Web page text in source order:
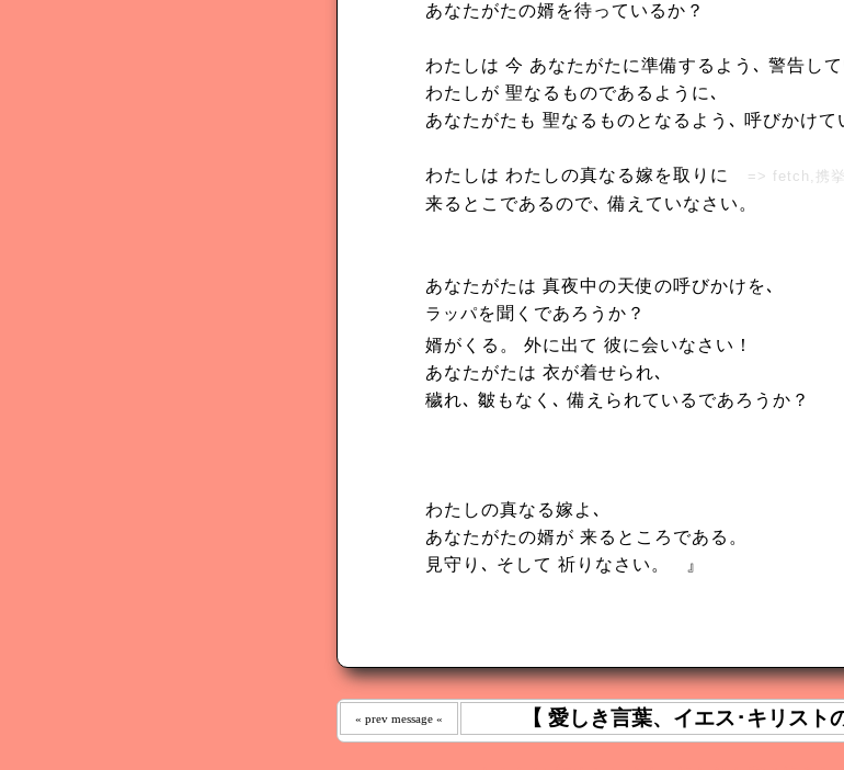
あなたがたの婿を待っているか？
わたしは 今 あなたがたに準備するよう､ 警告して
わたしが 聖なるものであるように､
あなたがたも 聖なるものとなるよう､ 呼びかけて
わたしは わたしの真なる嫁を取りに => fetch,携
来るとこであるので､ 備えていなさい。
あなたがたは 真夜中の天使の呼びかけを､
ラッパを聞くであろうか？
婿がくる。 外に出て 彼に会いなさい！
あなたがたは 衣が着せられ､
穢れ､ 皺もなく､ 備えられているであろうか？
わたしの真なる嫁よ､
あなたがたの婿が 来るところである。
見守り､ そして 祈りなさい。 』
« prev message « 【 愛しき言葉、イエス･キリスト